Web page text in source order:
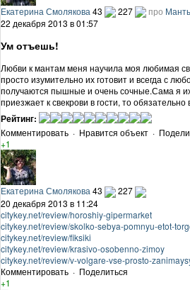
Екатерина Смолякова 43 227 про
22 декабря 2013 в 01:57
Ум отъешь!
Любви к мантам меня научила моя любимая
просто изумительно их готовит и всегда с
получаются пышные и очень сочные.Сама я
приезжает к свекрови в гости, то обязательно
Рейтинг:
Комментировать · Нравится объект ·
+1
Екатерина Смолякова 43
227
20 декабря 2013 в 11:24
citykey.net/review/horoshiy-gipermarket
citykey.net/review/skolko-sebya-pomnyu-etot-
citykey.net/review/fiksiki
citykey.net/review/krasivo-osobenno-zimoy
citykey.net/review/v-volgare-vse-prosto-
Комментировать · Поделиться
+1